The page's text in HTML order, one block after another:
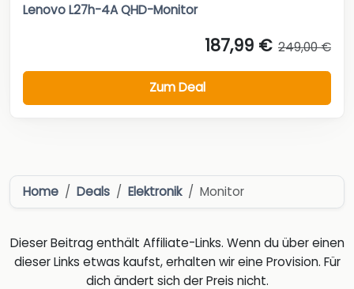
Lenovo L27h-4A QHD-Monitor
187,99 € 249,00 €
Zum Deal
Home Deals Elektronik Monitor
Dieser Beitrag enthält Affiliate-Links. Wenn du über einen
dieser Links etwas kaufst, erhalten wir eine Provision. Für
dich ändert sich der Preis nicht.